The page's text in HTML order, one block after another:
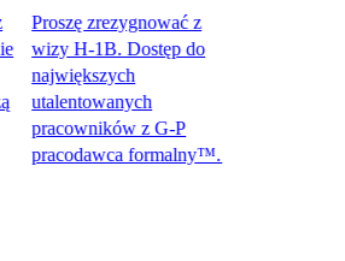
Proszę zrezygnować z
wizy H-1B. Dostęp do
największych
utalentowanych
pracowników z G-P
pracodawca formalny™.​​